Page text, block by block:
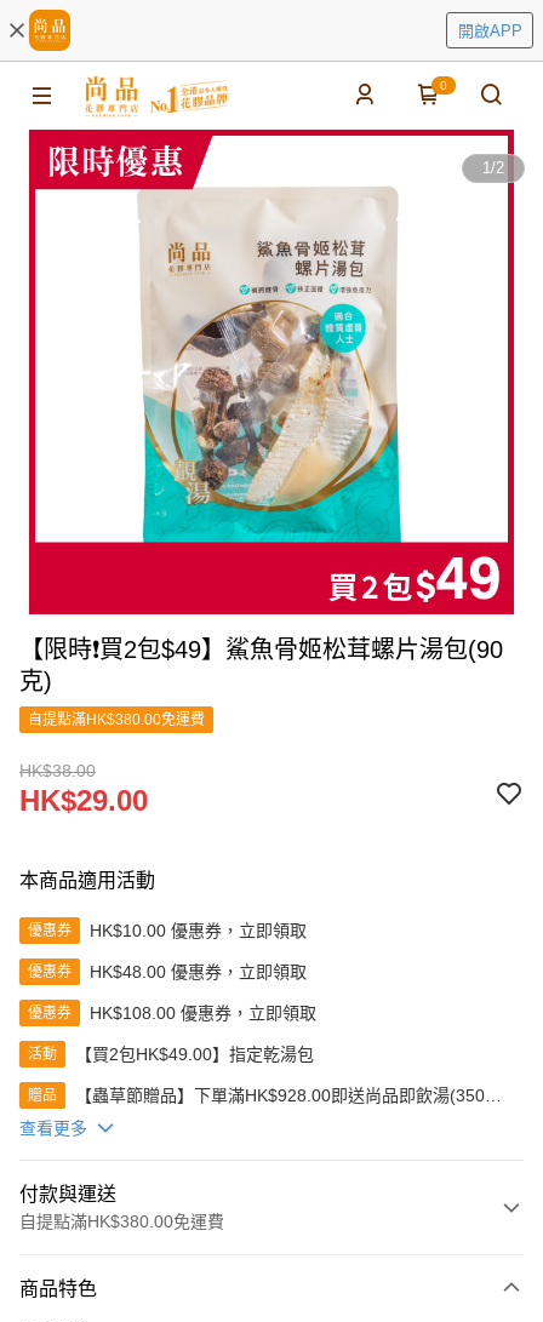
開啟APP
0
1/2
【限時❗買2包$49】鯊魚骨姬松茸螺片湯包(90
克)
自提點滿HK$380.00免運費
HK$38.00
HK$29.00
本商品適用活動
優惠券 HK$10.00 優惠券，立即領取
優惠券 HK$48.00 優惠券，立即領取
優惠券 HK$108.00 優惠券，立即領取
活動 【買2包HK$49.00】指定乾湯包
贈品
【蟲草節贈品】下單滿HK$928.00即送尚品即飲湯(350克)
(款式隨機發送)
查看更多
付款與運送
自提點滿HK$380.00免運費
信用卡
商品特色